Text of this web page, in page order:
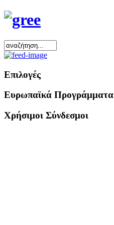
Επιλογές
Ευρωπαϊκά Προγράμματα
Χρήσιμοι Σύνδεσμοι